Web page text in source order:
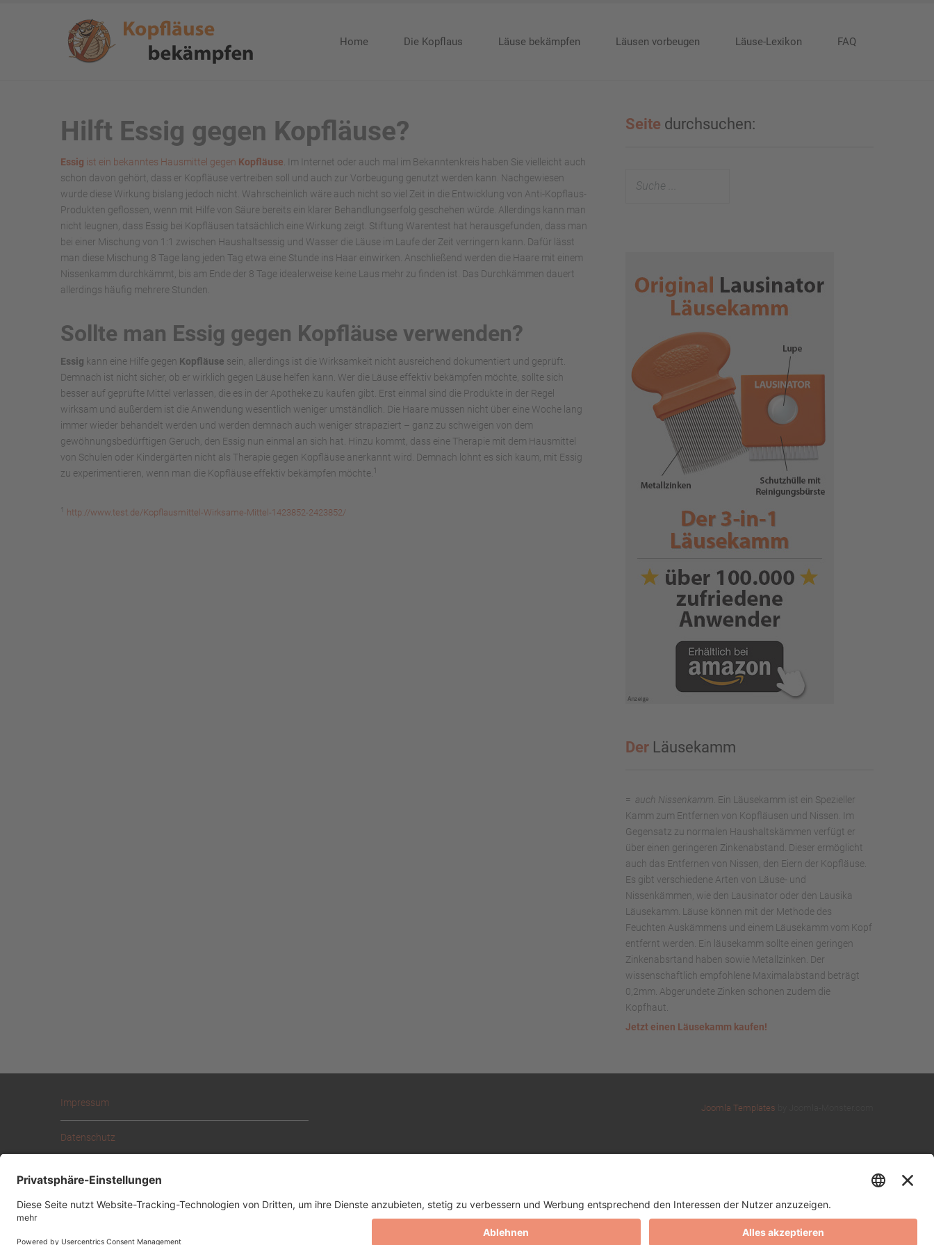
Home Die Kopflaus Läuse bekämpfen Läusen vorbeugen Läuse-Lexikon FAQ
Hilft Essig gegen Kopfläuse?
Essig ist ein bekanntes Hausmittel gegen Kopfläuse . Im Internet oder auch mal im Bekanntenkreis haben Sie vielleicht auch
schon davon gehört, dass er Kopfläuse vertreiben soll und auch zur Vorbeugung genutzt werden kann. Nachgewiesen
wurde diese Wirkung bislang jedoch nicht. Wahrscheinlich wäre auch nicht so viel Zeit in die Entwicklung von Anti-Kopflaus-
Produkten geflossen, wenn mit Hilfe von Säure bereits ein klarer Behandlungserfolg geschehen würde. Allerdings kann man
nicht leugnen, dass Essig bei Kopfläusen tatsächlich eine Wirkung zeigt. Stiftung Warentest hat herausgefunden, dass man
bei einer Mischung von 1:1 zwischen Haushaltsessig und Wasser die Läuse im Laufe der Zeit verringern kann. Dafür lässt
man diese Mischung 8 Tage lang jeden Tag etwa eine Stunde ins Haar einwirken. Anschließend werden die Haare mit einem
Nissenkamm durchkämmt, bis am Ende der 8 Tage idealerweise keine Laus mehr zu finden ist. Das Durchkämmen dauert
allerdings häufig mehrere Stunden.
Sollte man Essig gegen Kopfläuse verwenden?
Essig kann eine Hilfe gegen Kopfläuse sein, allerdings ist die Wirksamkeit nicht ausreichend dokumentiert und geprüft.
Demnach ist nicht sicher, ob er wirklich gegen Läuse helfen kann. Wer die Läuse effektiv bekämpfen möchte, sollte sich
besser auf geprüfte Mittel verlassen, die es in der Apotheke zu kaufen gibt. Erst einmal sind die Produkte in der Regel
wirksam und außerdem ist die Anwendung wesentlich weniger umständlich. Die Haare müssen nicht über eine Woche lang
immer wieder behandelt werden und werden demnach auch weniger strapaziert – ganz zu schweigen von dem
gewöhnungsbedürftigen Geruch, den Essig nun einmal an sich hat. Hinzu kommt, dass eine Therapie mit dem Hausmittel
von Schulen oder Kindergärten nicht als Therapie gegen Kopfläuse anerkannt wird. Demnach lohnt es sich kaum, mit Essig
zu experimentieren, wenn man die Kopfläuse effektiv bekämpfen möchte. 1
1 http://www.test.de/Kopflausmittel-Wirksame-Mittel-1423852-2423852/
Seite durchsuchen:
Der Läusekamm
=auch Nissenkamm . Ein Läusekamm ist ein Spezieller
Kamm zum Entfernen von Kopfläusen und Nissen. Im
Gegensatz zu normalen Haushaltskämmen verfügt er
über einen geringeren Zinkenabstand. Dieser ermöglicht
auch das Entfernen von Nissen, den Eiern der Kopfläuse.
Es gibt verschiedene Arten von Läuse- und
Nissenkämmen, wie den Lausinator oder den Lausika
Läusekamm. Läuse können mit der Methode des
Feuchten Auskämmens und einem Läusekamm vom Kopf
entfernt werden. Ein läusekamm sollte einen geringen
Zinkenabsrtand haben sowie Metallzinken. Der
wissenschaftlich empfohlene Maximalabstand beträgt
0,2mm. Abgerundete Zinken schonen zudem die
Kopfhaut.
Jetzt einen Läusekamm kaufen!
Impressum
Datenschutz
Mit * gekennzeichnete Links sind Affiliatelinks.
Joomla Templates